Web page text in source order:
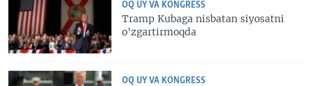
OQ UY VA KONGRESS
Tramp Kubaga nisbatan siyosatni
o'zgartirmoqda
OQ UY VA KONGRESS